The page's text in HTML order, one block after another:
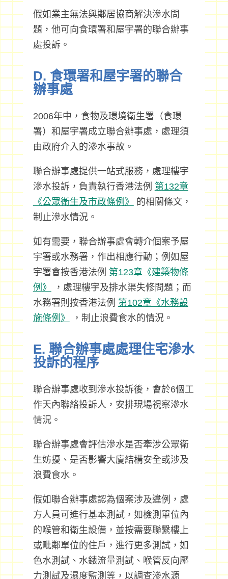
假如業主無法與鄰居協商解決滲水問
題，他可向食環署和屋宇署的聯合辦事
處投訴。
D. 食環署和屋宇署的聯合
辦事處
2006年中，食物及環境衛生署（食環
署）和屋宇署成立聯合辦事處，處理須
由政府介入的滲水事故。
聯合辦事處提供一站式服務，處理樓宇
滲水投訴，負責執行香港法例 第132章
《公眾衛生及市政條例》
的相關條文，
制止滲水情況。
如有需要，聯合辦事處會轉介個案予屋
宇署或水務署，作出相應行動；例如屋
宇署會按香港法例 第123章《建築物條
例》
，處理樓宇及排水渠失修問題；而
水務署則按香港法例 第102章《水務設
施條例》
，制止浪費食水的情況。
E. 聯合辦事處處理住宅滲水
投訴的程序
聯合辦事處收到滲水投訴後，會於6個工
作天內聯絡投訴人，安排現場視察滲水
情況。
聯合辦事處會評估滲水是否牽涉公眾衛
生妨擾、是否影響大廈結構安全或涉及
浪費食水。
假如聯合辦事處認為個案涉及違例，處
方人員可進行基本測試，如檢測單位內
的喉管和衛生設備，並按需要聯繫樓上
或毗鄰單位的住戶，進行更多測試，如
色水測試、水錶流量測試、喉管反向壓
力測試及濕度監測等，以調查滲水源